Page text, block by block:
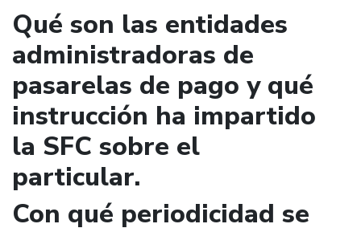
Qué son las entidades
administradoras de
pasarelas de pago y qué
instrucción ha impartido
la SFC sobre el
particular.
Con qué periodicidad se